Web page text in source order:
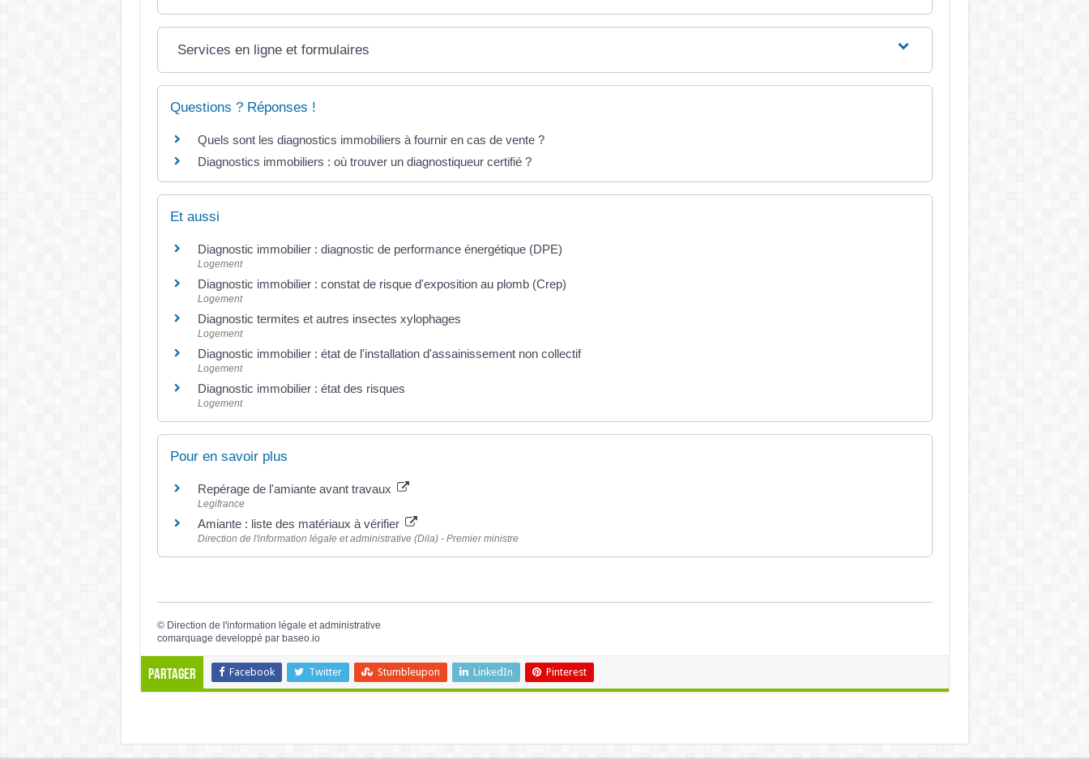
Services en ligne et formulaires
Questions ? Réponses !
Quels sont les diagnostics immobiliers à fournir en cas de vente ?
Diagnostics immobiliers : où trouver un diagnostiqueur certifié ?
Et aussi
Diagnostic immobilier : diagnostic de performance énergétique (DPE)
Logement
Diagnostic immobilier : constat de risque d'exposition au plomb (Crep)
Logement
Diagnostic termites et autres insectes xylophages
Logement
Diagnostic immobilier : état de l'installation d'assainissement non collectif
Logement
Diagnostic immobilier : état des risques
Logement
Pour en savoir plus
Repérage de l'amiante avant travaux
Legifrance
Amiante : liste des matériaux à vérifier
Direction de l'information légale et administrative (Dila) - Premier ministre
© Direction de l'information légale et administrative
comarquage developpé par baseo.io
Partager Facebook Twitter Stumbleupon LinkedIn Pinterest